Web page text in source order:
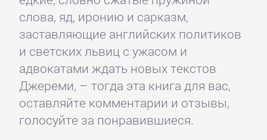
слова, яд, иронию и сарказм,
заставляющие английских политиков
и светских львиц с ужасом и
адвокатами ждать новых текстов
Джереми, – тогда эта книга для вас,
оставляйте комментарии и отзывы,
голосуйте за понравившиеся.